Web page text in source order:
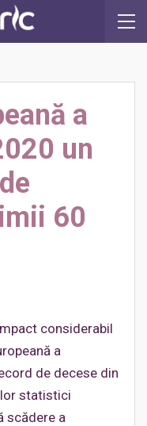
a
un
60
considerabil
a
de decese din
statistici
scădere a